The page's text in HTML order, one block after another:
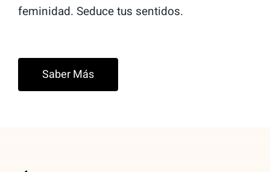
feminidad. Seduce tus sentidos.
Saber Más